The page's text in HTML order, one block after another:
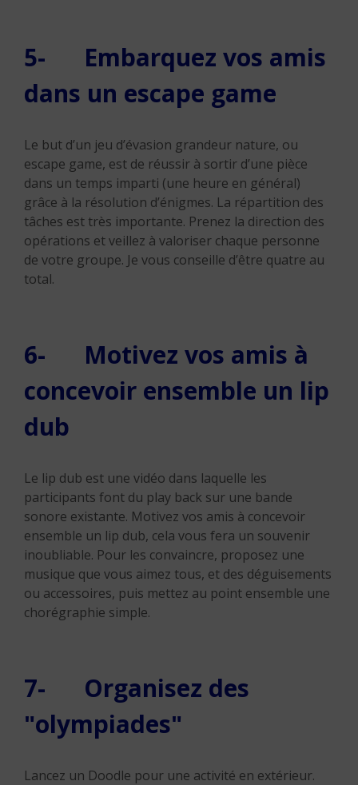
5- Embarquez vos amis
dans un escape game
Le but d’un jeu d’évasion grandeur nature, ou
escape game, est de réussir à sortir d’une pièce
dans un temps imparti (une heure en général)
grâce à la résolution d’énigmes. La répartition des
tâches est très importante. Prenez la direction des
opérations et veillez à valoriser chaque personne
de votre groupe. Je vous conseille d’être quatre au
total.
6- Motivez vos amis à
concevoir ensemble un lip
dub
Le lip dub est une vidéo dans laquelle les
participants font du play back sur une bande
sonore existante. Motivez vos amis à concevoir
ensemble un lip dub, cela vous fera un souvenir
inoubliable. Pour les convaincre, proposez une
musique que vous aimez tous, et des déguisements
ou accessoires, puis mettez au point ensemble une
chorégraphie simple.
7- Organisez des
ʺolympiadesʺ
Lancez un Doodle pour une activité en extérieur.